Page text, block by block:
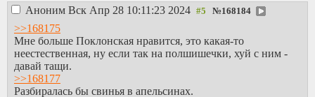
Аноним Вск Апр 28 10:11:23 2024 №168184
>>168175
Мне больше Поклонская нравится, это какая-то
неестественная, ну если так на полшишечки, хуй с ним -
давай тащи.
>>168177
Разбиралась бы свинья в апельсинах.